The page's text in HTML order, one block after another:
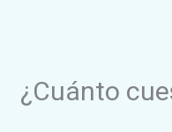
¿Cuánto